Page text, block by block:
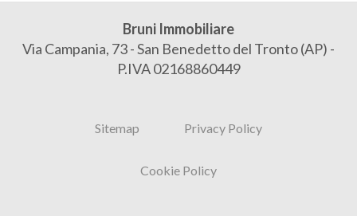
Bruni Immobiliare
Via Campania, 73 - San Benedetto del Tronto (AP) -
P.IVA 02168860449
Sitemap Privacy Policy
Cookie Policy